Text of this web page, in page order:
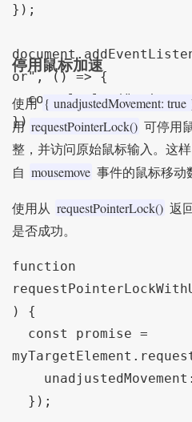
});
document.
or", () => {
console.log(
});
停用鼠标加速
使用 { unadjustedMovement: true
用 requestPointerLock() 可停用
整，并访问原始鼠标输入。这
自 mousemove 事件的鼠标移动
使用从 requestPointerLock() 返
是否成功。
function
)
{
const promise =
myTargetElement .
unadjustedMovement :
});